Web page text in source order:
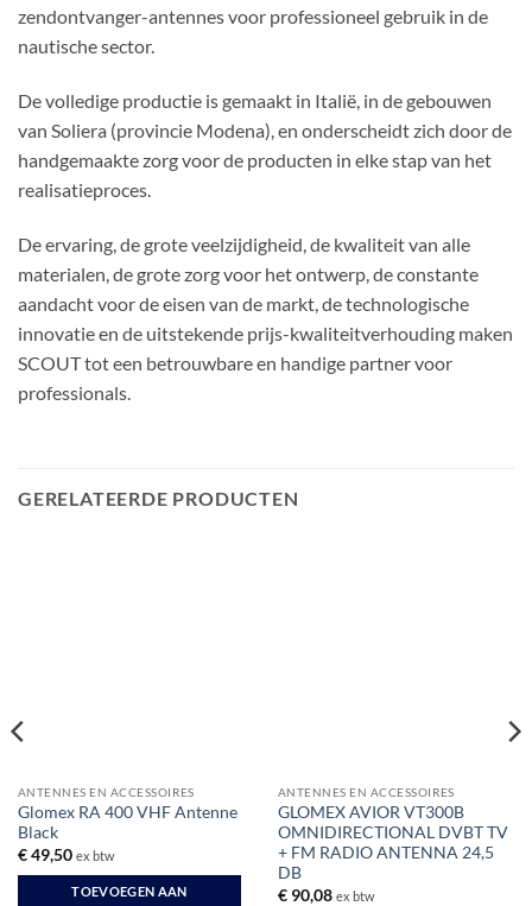
zendontvanger-antennes voor professioneel gebruik in de
nautische sector.
De volledige productie is gemaakt in Italië, in de gebouwen
van Soliera (provincie Modena), en onderscheidt zich door de
handgemaakte zorg voor de producten in elke stap van het
realisatieproces.
De ervaring, de grote veelzijdigheid, de kwaliteit van alle
materialen, de grote zorg voor het ontwerp, de constante
aandacht voor de eisen van de markt, de technologische
innovatie en de uitstekende prijs-kwaliteitverhouding maken
SCOUT tot een betrouwbare en handige partner voor
professionals.
GERELATEERDE PRODUCTEN
ANTENNES EN ACCESSOIRES
Glomex RA 400 VHF Antenne
Black
€49,50 ex btw
TOEVOEGEN AAN
ANTENNES EN ACCESSOIRES
GLOMEX AVIOR VT300B
OMNIDIRECTIONAL DVBT TV
+ FM RADIO ANTENNA 24,5
DB
€90,08 ex btw